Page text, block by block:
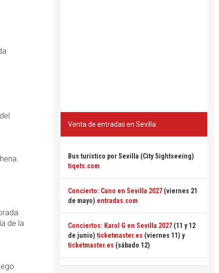
de la
Venta de entradas en Sevilla
Bus turístico por Sevilla (City Sightseeing)
tiqets.com
Concierto: Cano en Sevilla 2027 (viernes 21
de mayo) entradas.com
Conciertos: Karol G en Sevilla 2027 (11 y 12
de junio) ticketmaster.es (viernes 11) y
ticketmaster.es (sábado 12)